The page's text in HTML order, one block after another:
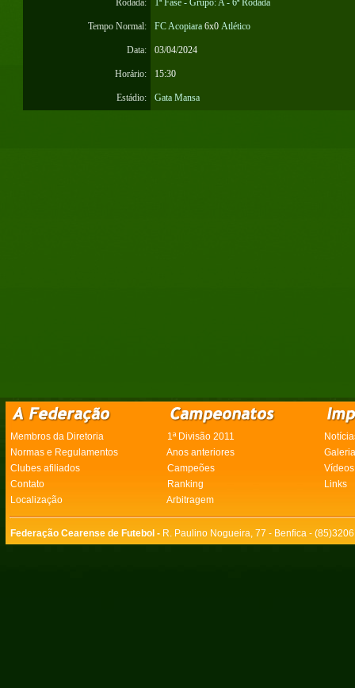
Rodada: 1ª Fase - Grupo: A - 6ª Rodada
Tempo Normal: FC Acopiara 6x0 Atlético
Data: 03/04/2024
Horário: 15:30
Estádio: Gata Mansa
Membros da Diretoria 1ª Divisão 2011
Normas e Regulamentos
Anos anteriores
Clubes afiliados
Campeões
Vídeos
Contato
Ranking
Links
Localização
Arbitragem
Federação Cearense de Futebol - R. Paulino Nogueira, 77 - Benfica -